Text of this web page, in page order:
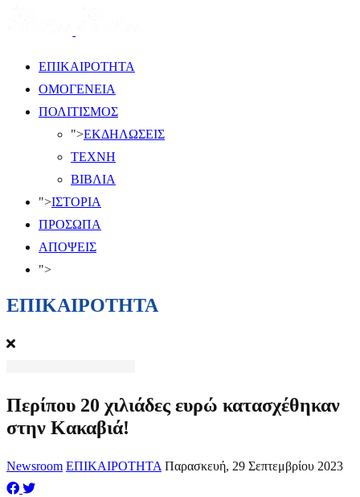
ΕΠΙΚΑΙΡΟΤΗΤΑ
ΟΜΟΓΕΝΕΙΑ
ΠΟΛΙΤΙΣΜΟΣ
">ΕΚΔΗΛΩΣΕΙΣ
ΤΕΧΝΗ
ΒΙΒΛΙΑ
">ΙΣΤΟΡΙΑ
ΠΡΟΣΩΠΑ
ΑΠΟΨΕΙΣ
">
ΕΠΙΚΑΙΡΟΤΗΤΑ
Περίπου 20 χιλιάδες ευρώ κατασχέθηκαν
στην Κακαβιά!
Newsroom ΕΠΙΚΑΙΡΟΤΗΤΑ Παρασκευή, 29 Σεπτεμβρίου 2023